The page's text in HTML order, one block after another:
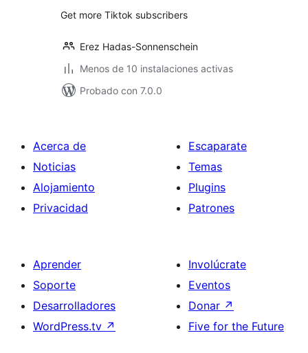
Get more Tiktok subscribers
Erez Hadas-Sonnenschein
Menos de 10 instalaciones activas
Probado con 7.0.0
Acerca de
Noticias
Alojamiento
Privacidad
Escaparate
Temas
Plugins
Patrones
Aprender
Soporte
Desarrolladores
WordPress.tv ↗
Involúcrate
Eventos
Donar ↗
Five for the Future